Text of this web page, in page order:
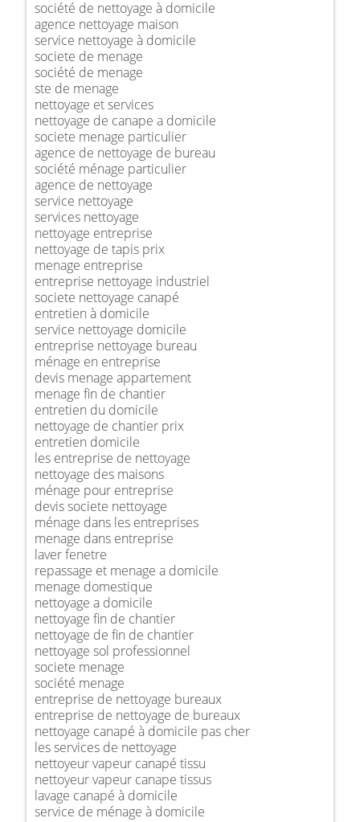
société de nettoyage à domicile
agence nettoyage maison
service nettoyage à domicile
societe de menage
société de menage
ste de menage
nettoyage et services
nettoyage de canape a domicile
societe menage particulier
agence de nettoyage de bureau
société ménage particulier
agence de nettoyage
service nettoyage
services nettoyage
nettoyage entreprise
nettoyage de tapis prix
menage entreprise
entreprise nettoyage industriel
societe nettoyage canapé
entretien à domicile
service nettoyage domicile
entreprise nettoyage bureau
ménage en entreprise
devis menage appartement
menage fin de chantier
entretien du domicile
nettoyage de chantier prix
entretien domicile
les entreprise de nettoyage
nettoyage des maisons
ménage pour entreprise
devis societe nettoyage
ménage dans les entreprises
menage dans entreprise
laver fenetre
repassage et menage a domicile
menage domestique
nettoyage a domicile
nettoyage fin de chantier
nettoyage de fin de chantier
nettoyage sol professionnel
societe menage
société menage
entreprise de nettoyage bureaux
entreprise de nettoyage de bureaux
nettoyage canapé à domicile pas cher
les services de nettoyage
nettoyeur vapeur canapé tissu
nettoyeur vapeur canape tissus
lavage canapé à domicile
service de ménage à domicile